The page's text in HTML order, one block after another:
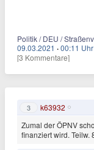
Politik / DEU /
09.03.2021 ·00:11 Uhr
[3 Kommentare]
3 k63932
Zumal der ÖPNV
finanziert wird. Teilw.